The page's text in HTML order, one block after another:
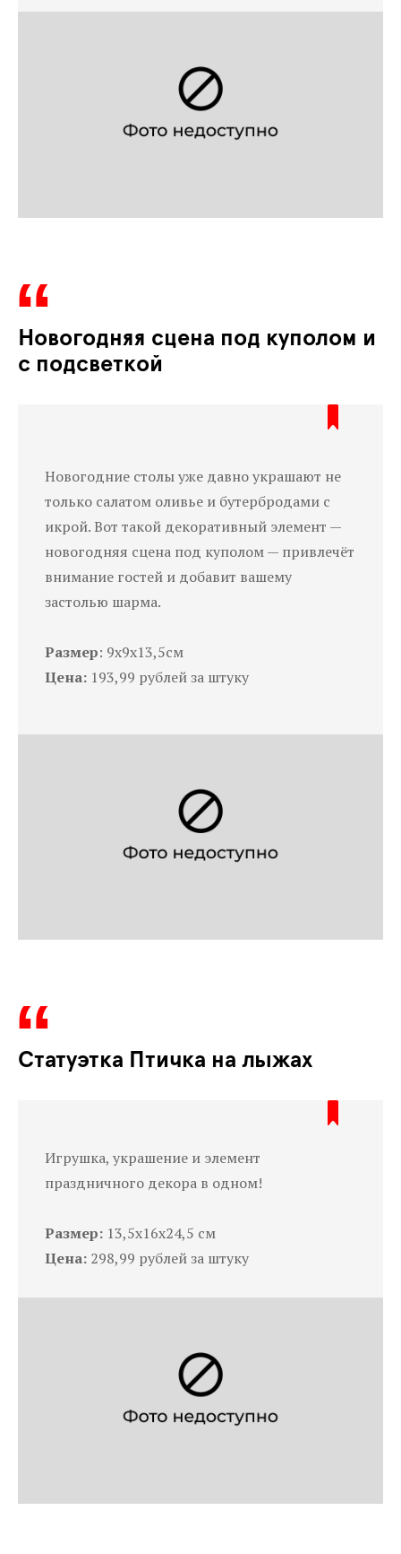
Новогодняя сцена под куполом и
с подсветкой
Новогодние столы уже давно украшают не
только салатом оливье и бутербродами с
икрой. Вот такой декоративный элемент —
новогодняя сцена под куполом — привлечёт
внимание гостей и добавит вашему
застолью шарма.
Размер: 9x9x13,5см
Цена: 193,99 рублей за штуку
Статуэтка Птичка на лыжах
Игрушка, украшение и элемент
праздничного декора в одном!
Размер: 13,5х16х24,5 см
Цена: 298,99 рублей за штуку